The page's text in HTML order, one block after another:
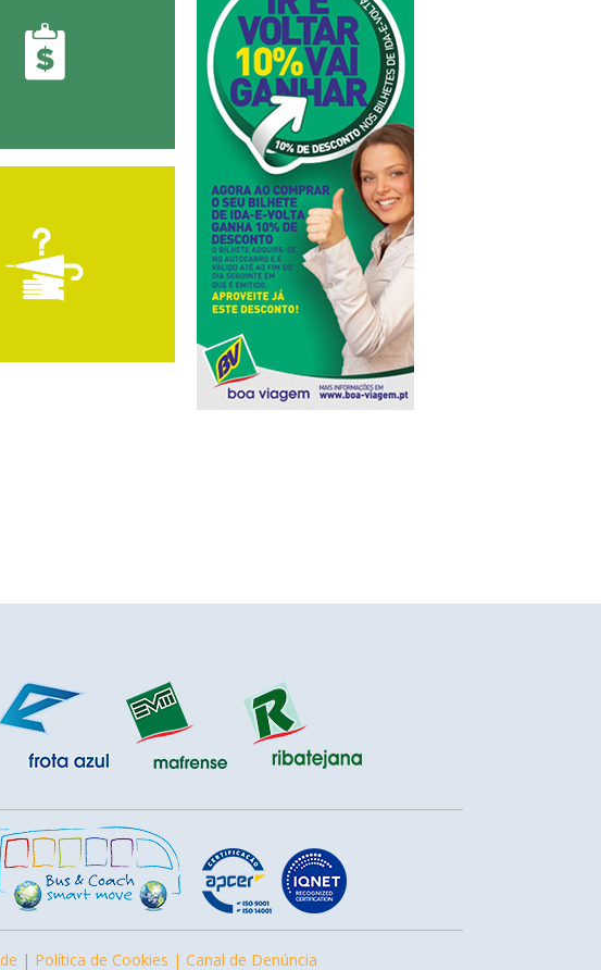
| Política de Cookies | Canal de Denúncia